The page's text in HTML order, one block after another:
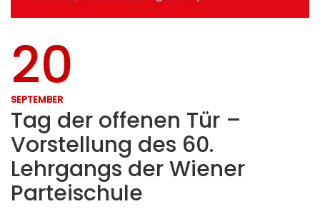
20
SEPTEMBER
Tag der offenen Tür –
Vorstellung des 60.
Lehrgangs der Wiener
Parteischule